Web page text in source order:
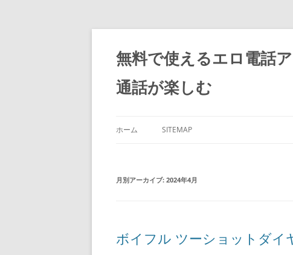
コ
テ
ン
ツ
ス
キ
無料で使えるエロ電話
通話が楽しむ
ホーム SITEMAP
月別アーカイブ: 2024年4月
ボイフル ツーショットダイ